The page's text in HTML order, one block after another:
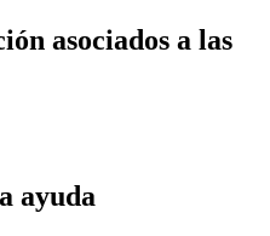
asociados a las
ayuda